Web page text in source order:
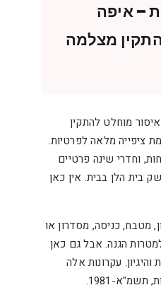
– איפה
מצלמה
מוחלט להתקין
ציפייה מלאה לפרטיות.
וחדרי שינה פרטיים
בית הלן בבית. אין כאן
מטבח, כניסה, מסדרון או
הגנה. אבל גם כאן
עקרונות אלה
1981.